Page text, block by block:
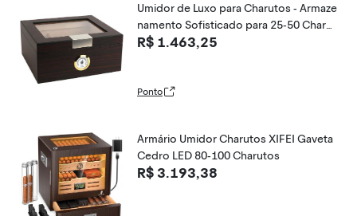
Umidor de Luxo para Charutos - Armaze
namento Sofisticado para 25-50 Charut
os, com Medidor de Umidade e Umidifi
R$ 1.463,25
Ponto
Armário Umidor Charutos XIFEI Gaveta
Cedro LED 80-100 Charutos
R$ 3.193,38